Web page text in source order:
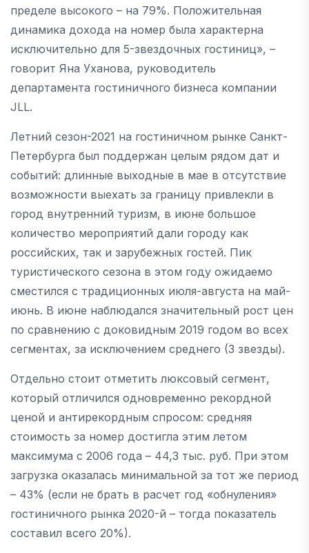
пределе высокого – на 79%. Положительная
динамика дохода на номер была характерна
исключительно для 5-звездочных гостиниц», –
говорит Яна Уханова, руководитель
департамента гостиничного бизнеса компании
JLL.
Летний сезон-2021 на гостиничном рынке Санкт-
Петербурга был поддержан целым рядом дат и
событий: длинные выходные в мае в отсутствие
возможности выехать за границу привлекли в
город внутренний туризм, в июне большое
количество мероприятий дали городу как
российских, так и зарубежных гостей. Пик
туристического сезона в этом году ожидаемо
сместился с традиционных июля-августа на май-
июнь. В июне наблюдался значительный рост цен
по сравнению с доковидным 2019 годом во всех
сегментах, за исключением среднего (3 звезды).
Отдельно стоит отметить люксовый сегмент,
который отличился одновременно рекордной
ценой и антирекордным спросом: средняя
стоимость за номер достигла этим летом
максимума c 2006 года – 44,3 тыс. руб. При этом
загрузка оказалась минимальной за тот же период
– 43% (если не брать в расчет год «обнуления»
гостиничного рынка 2020-й – тогда показатель
составил всего 20%).